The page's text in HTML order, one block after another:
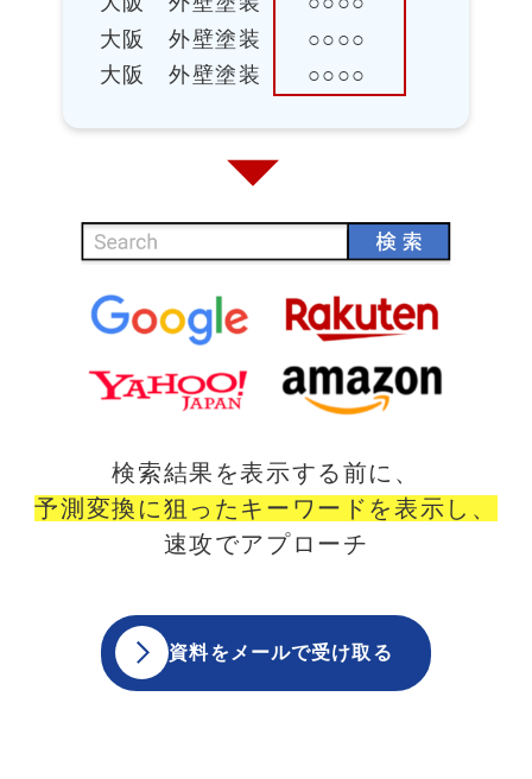
大阪 外壁塗装 ○○○○
大阪 外壁塗装 ○○○○
検索結果を表示する前に、
予測変換に狙ったキーワードを表示し、
速攻でアプローチ
資料をメールで受け取る